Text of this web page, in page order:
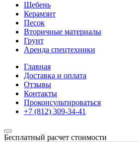
Щебень
Керамзит
Песок
Вторичные материалы
Грунт
Аренда спецтехники
Главная
Доставка и оплата
Отзывы
Контакты
Проконсультироваться
Бесплатный расчет стоимости